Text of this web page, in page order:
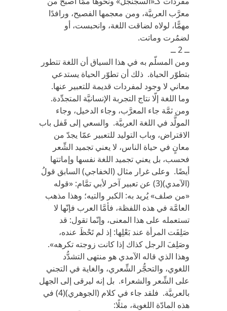
معرَّب العربيَّة، ومن معجمها الفصيح، ورافدًا
مهمًّا، لولاه لضاقت اللغة، وانحبست، أو
لضمُرت وماتت.
ــ 2 ــ
ومن المسلّم به في هذا السياق أن اللغة تتطور
بتطوّر الحياة. ذلك أن تطوّر الحياة يستدعي
معاني لا وجود لمفردات قديمة للتعبير عنها.
وما اللغة إلّا نتاج التجربة الإنسانيَّة المتجدِّدة.
ومن ثمَّة جاء المعرَّب، وجاء الدخيل، وجاء
المولَّد في اللغة العربيَّة. والسعي إلى قَفل باب
الاقتراض، وباب التوليد للتعبير عمّا يجدّ من
معانٍ في حياة الناس، لا يعني تجميد الشِّعر
فحسب، بل يعني تجميد اللغة نفسها وإماتتها
أيضًا. وعلى غرار مثال (الخفاجي) السابق قولُ
(الآمدي)(3) عن تعبير آخر لأبي تمَّام: «قوله
«من صلف» يُريد به: الكبر والتيه؛ وهذا مذهب
العامَّة في هذه اللفظة، فأمَّا العرب فإنّها لا
تستعمله على هذا المعنى، وإنّما تقول: قد
صَلِفَت المرأة عند بَعْلِها: إذ لم تَحْظَ عنده،
وصَلِفَ الرجل كذاك إذا كانت زوجته تكرهه».
وهذا الذي قاله الآمدي هو منتهى التشدُّد
اللغوي، والتحجُّر الشِّعري، والغاية في التجني
على الشِّعر والشعراء. بل إنه ليرقى إلى الجهل
بالعربيَّة. فلقد جاء في كلام (الجوهري)(4) في
هذه المادّة اللغوية، مثلًا: